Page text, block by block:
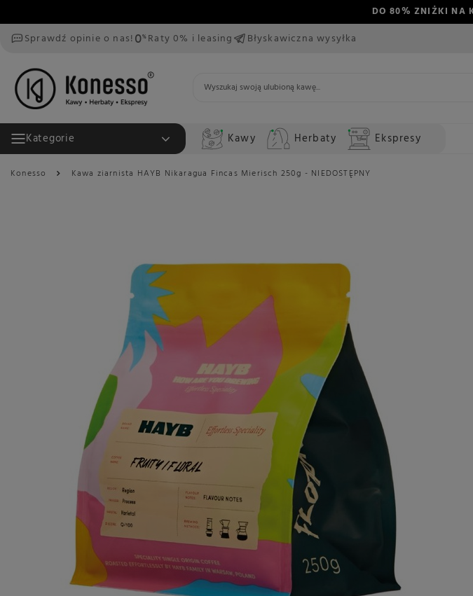
DO 80% ZNIŻKI NA
Sprawdź opinie o nas!
Raty 0% i leasing Błyskawiczna wysyłka
Kategorie Kawy Herbaty Ekspresy
Konesso Kawa ziarnista HAYB Nikaragua Fincas Mierisch 250g - NIEDOSTĘPNY